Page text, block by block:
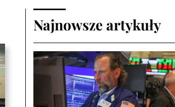
Najnowsze artykuły